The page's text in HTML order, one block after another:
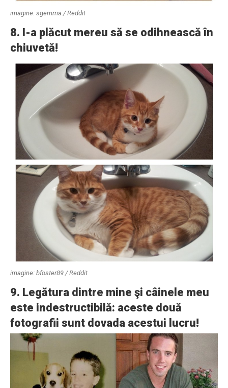
imagine: sgemma / Reddit
8. I-a plăcut mereu să se odihnească în
chiuvetă!
imagine: bfoster89 / Reddit
9. Legătura dintre mine şi câinele meu
este indestructibilă: aceste două
fotografii sunt dovada acestui lucru!